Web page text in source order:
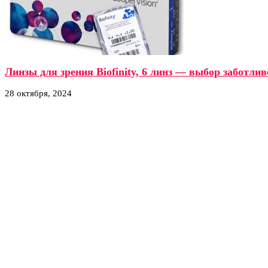
Линзы для зрения Biofinity, 6 линз — выбор
28 октября, 2024